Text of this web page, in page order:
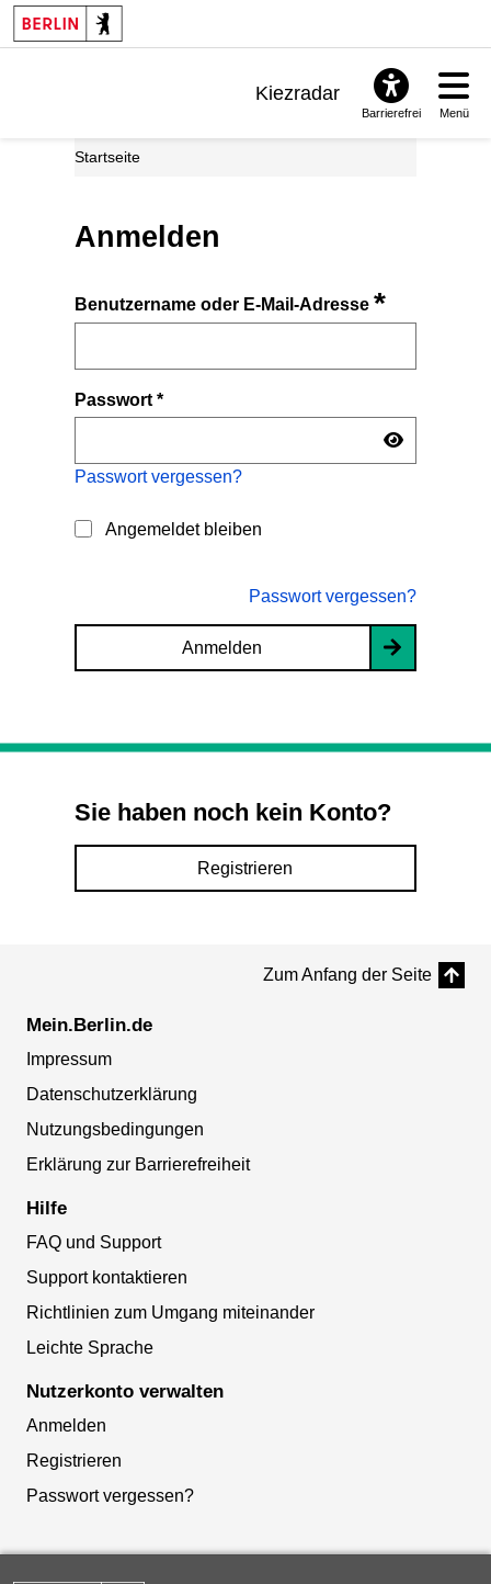
Kiezradar
Barrierefrei Menü
Startseite
Anmelden
Benutzername oder E-Mail-Adresse*
Passwort*
Passwort vergessen?
Angemeldet bleiben
Passwort vergessen?
Anmelden
Sie haben noch kein Konto?
Registrieren
Zum Anfang der Seite
Mein.Berlin.de
Impressum
Datenschutzerklärung
Nutzungsbedingungen
Erklärung zur Barrierefreiheit
Hilfe
FAQ und Support
Support kontaktieren
Richtlinien zum Umgang miteinander
Leichte Sprache
Nutzerkonto verwalten
Anmelden
Registrieren
Passwort vergessen?